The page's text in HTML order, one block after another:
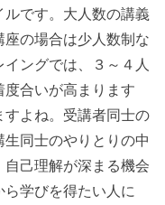
です。大人数の講義
の場合は少人数制な
ングでは、３～４人
合いが高まります
よね。受講者同士の
同士のやりとりの中
己理解が深まる機会
学びを得たい人に